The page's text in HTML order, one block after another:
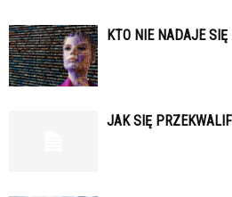
KTO NIE NADAJE
JAK SIĘ